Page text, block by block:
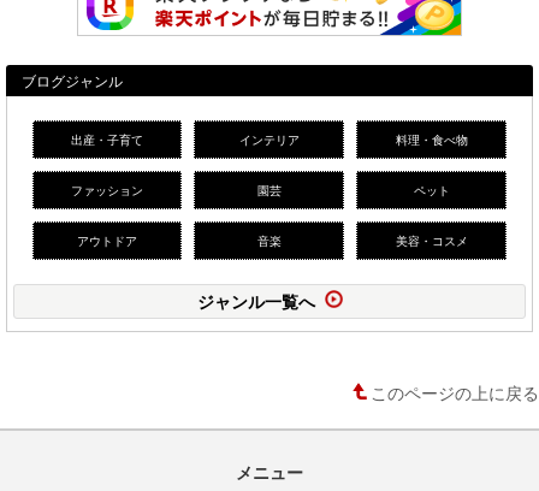
ブログジャンル
出産・子育て インテリア 料理・食べ物
ファッション 園芸 ペット
アウトドア 音楽 美容・コスメ
ジャンル一覧へ
このページの上に戻る
メニュー